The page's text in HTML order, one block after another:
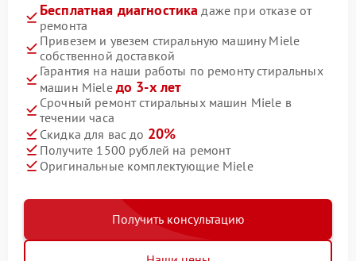
Бесплатная диагностика даже при отказе от
ремонта
Привезем и увезем стиральную машину Miele
собственной доставкой
Гарантия на наши работы по ремонту стиральных
машин Miele до 3-х лет
Срочный ремонт стиральных машин Miele в
течении часа
Скидка для вас до 20%
Получите 1500 рублей на ремонт
Оригинальные комплектующие Miele
Получить консультацию